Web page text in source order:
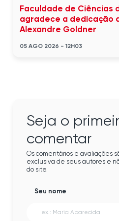
Faculdade de Ciências
agradece a dedicação
Alexandre Goldner
05 AGO 2026 - 12H03
Seja o
comentar
Os comentários e avaliações
exclusiva de seus autores e
do site.
Seu nome